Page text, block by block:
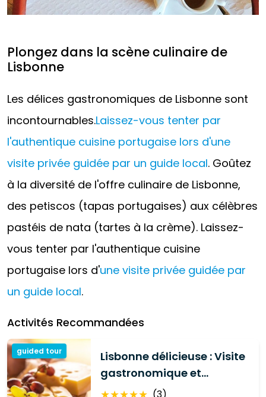
Plongez dans la scène culinaire de
Lisbonne
Les délices gastronomiques de Lisbonne sont
incontournables.Laissez-vous tenter par
l'authentique cuisine portugaise lors d'une
visite privée guidée par un guide local. Goûtez
à la diversité de l'offre culinaire de Lisbonne,
des petiscos (tapas portugaises) aux célèbres
pastéis de nata (tartes à la crème). Laissez-
vous tenter par l'authentique cuisine
portugaise lors d'une visite privée guidée par
un guide local.
Activités Recommandées
guided tour
Lisbonne délicieuse : Visite
gastronomique et
pédestre (option
(3)